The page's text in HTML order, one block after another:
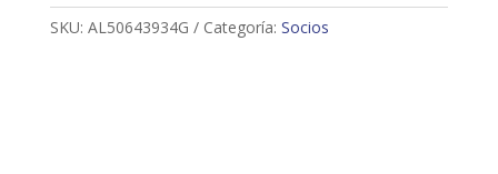
LARA
LUNA
SKU: AL50643934G Categoría: Socios